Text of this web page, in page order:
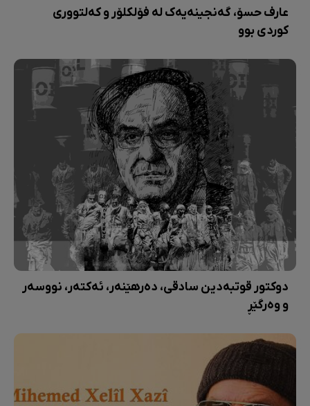
عارف حسۆ، گەنجینەیەک لە فۆلکلۆر و کەلتووری
کوردی بوو
دوکتور قوتبەدین سادقی، دەرهێنەر، ئەکتەر، نووسەر
و وەرگێڕ